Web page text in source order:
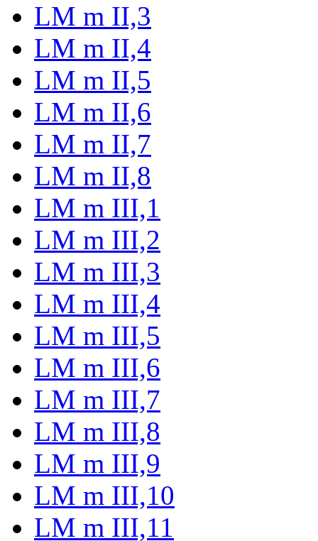
LM m II,3
LM m II,4
LM m II,5
LM m II,6
LM m II,7
LM m II,8
LM m III,1
LM m III,2
LM m III,3
LM m III,4
LM m III,5
LM m III,6
LM m III,7
LM m III,8
LM m III,9
LM m III,10
LM m III,11